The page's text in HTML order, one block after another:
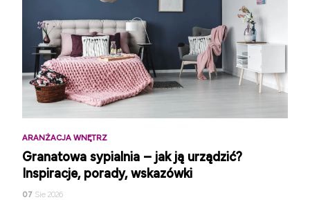
ARANŻACJA WNĘTRZ
Granatowa sypialnia – jak ją urządzić?
Inspiracje, porady, wskazówki
07 Sie 2026